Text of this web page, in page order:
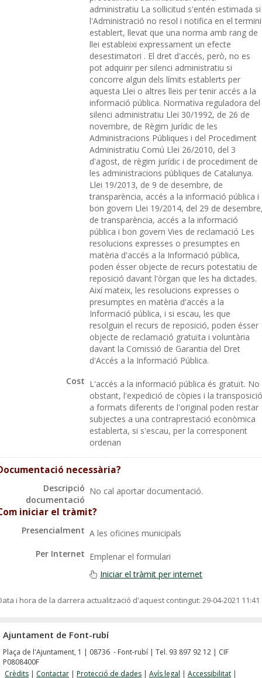
administratiu La sol·licitud s'entén estimada si
l'Administració no resol i notifica en el termini
establert, llevat que una norma amb rang de
llei estableixi expressament un efecte
desestimatori . El dret d'accés, però, no es
pot adquirir per silenci administratiu si
concorre algun dels límits establerts per
aquesta Llei o altres lleis per tenir accés a la
informació pública. Normativa reguladora del
silenci administratiu Llei 30/1992, de 26 de
novembre, de Règim Jurídic de les
Administracions Públiques i del Procediment
Administratiu Comú Llei 26/2010, del 3
d'agost, de règim jurídic i de procediment de
les administracions públiques de Catalunya.
Llei 19/2013, de 9 de desembre, de
transparència, accés a la informació pública i
bon govern Llei 19/2014, del 29 de
de transparència, accés a la informació
pública i bon govern Vies de reclamació Les
resolucions expresses o presumptes en
matèria d'accés a la Informació pública,
poden ésser objecte de recurs potestatiu de
reposició davant l'òrgan que les ha dictades.
Així mateix, les resolucions expresses o
presumptes en matèria d'accés a la
Informació pública, i si escau, les que
resolguin el recurs de reposició, poden ésser
objecte de reclamació gratuïta i voluntària
davant la Comissió de Garantia del Dret
d'Accés a la Informació Pública.
Cost L'accés a la informació pública és gratuït. No
obstant, l'expedició de còpies i la transposició
a formats diferents de l'original poden restar
subjectes a una contraprestació econòmica
establerta, si s'escau, per la corresponent
ordenan
necessària?
Descripció
documentació
No cal aportar documentació.
iniciar el tràmit?
Presencialment A les oficines municipals
Per Internet Emplenar el formulari
Iniciar el tràmit per internet
i hora de la darrera actualització d'aquest contingut: 29-04-2021 11:41
Ajuntament de Font-rubí
Plaça de l'Ajuntament, 1 | 08736 - Font-rubí | Tel. 93 897 92 12 | CIF
P0808400F
Crèdits | Contactar | Protecció de dades | Avís legal | Accessibilitat |